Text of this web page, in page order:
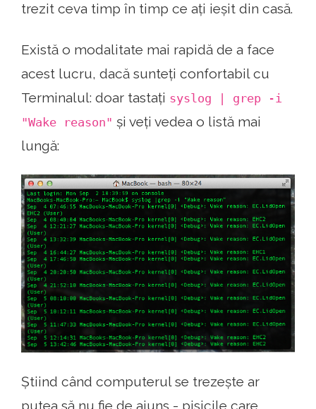
trezit ceva timp în timp ce ați ieșit din casă.
Există o modalitate mai rapidă de a face
acest lucru, dacă sunteți confortabil cu
Terminalul: doar tastați syslog | grep -i
"Wake reason" și veți vedea o listă mai
lungă:
Știind când computerul se trezește ar
putea să nu fie de ajuns - pisicile care